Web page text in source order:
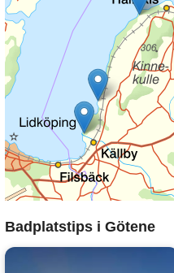
Badplatstips i Götene